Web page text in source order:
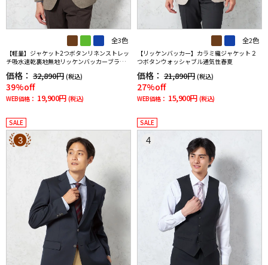
全3色
【軽量】ジャケット2つボタンリネンストレッ
チ吸水速乾裏地無地リッケンバッカーブラッ
ク春夏
価格： 32,890円 (税込)
39%off
WEB価格： 19,900円 (税込)
全2色
【リッケンバッカー】カラミ織ジャケット２
つボタンウォッシャブル通気性春夏
価格： 21,890円 (税込)
27%off
WEB価格： 15,900円 (税込)
SALE
3
SALE
4